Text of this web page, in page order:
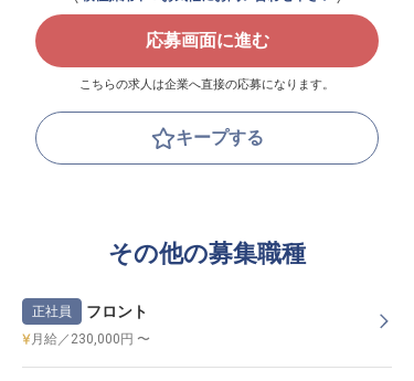
応募画面に進む
こちらの求人は企業へ直接の応募になります。
キープする
その他の募集職種
正社員 フロント
月給／230,000円 〜